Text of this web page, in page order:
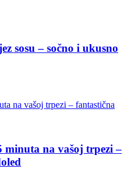
sosu – sočno i ukusno
na vašoj trpezi –